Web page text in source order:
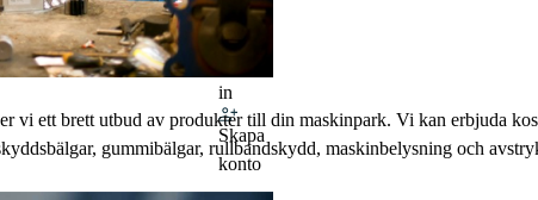
vi ett brett utbud av produkter till din maskinpark. Vi kan erbjuda
gummibälgar, rullbandskydd, maskinbelysning och
se pris
in
Skapa
konto